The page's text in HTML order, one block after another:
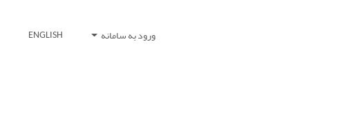
ورود به سامانه ENGLISH